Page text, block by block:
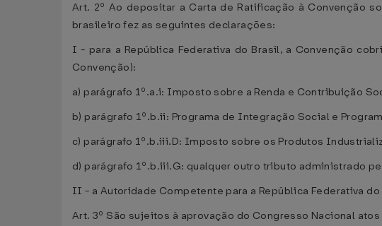
Art. 2º Ao depositar a Carta de Ratificação à Convenção
brasileiro fez as seguintes declarações:
I - para a República Federativa do Brasil, a Convenção
Convenção):
a) parágrafo 1º.a.i: Imposto sobre a Renda e Contribuição
b) parágrafo 1º.b.ii: Programa de Integração Social e
c) parágrafo 1º.b.iii.D: Imposto sobre os Produtos
d) parágrafo 1º.b.iii.G: qualquer outro tributo administrado
II - a Autoridade Competente para a República Federativa
Art. 3º São sujeitos à aprovação do Congresso Nacional